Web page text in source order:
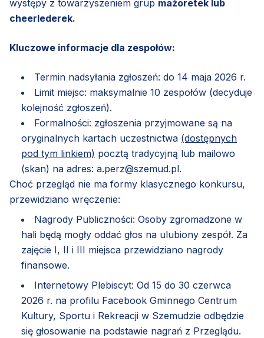
występy z towarzyszeniem grup mażoretek lub
cheerlederek.
Kluczowe informacje dla zespołów:
Termin nadsyłania zgłoszeń: do 14 maja 2026 r.
Limit miejsc: maksymalnie 10 zespołów (decyduje
kolejność zgłoszeń).
Formalności: zgłoszenia przyjmowane są na
oryginalnych kartach uczestnictwa (dostępnych
pod tym linkiem) pocztą tradycyjną lub mailowo
(skan) na adres: a.perz@szemud.pl.
Choć przegląd nie ma formy klasycznego konkursu,
przewidziano wręczenie:
Nagrody Publiczności: Osoby zgromadzone w
hali będą mogły oddać głos na ulubiony zespół. Za
zajęcie I, II i III miejsca przewidziano nagrody
finansowe.
Internetowy Plebiscyt: Od 15 do 30 czerwca
2026 r. na profilu Facebook Gminnego Centrum
Kultury, Sportu i Rekreacji w Szemudzie odbędzie
się głosowanie na podstawie nagrań z Przeglądu.